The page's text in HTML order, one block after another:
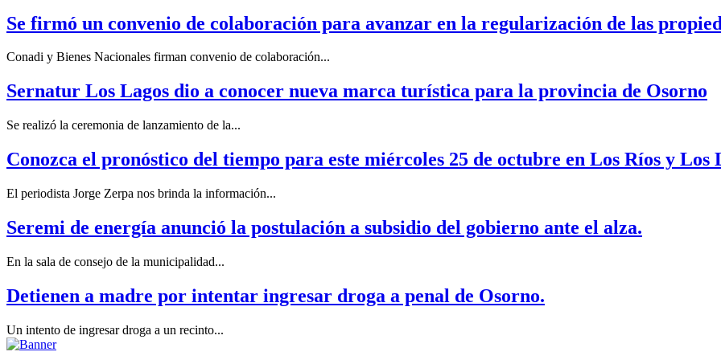
Se firmó un convenio de colaboración para avanzar en la regularización de las
Conadi y Bienes Nacionales firman convenio de colaboración...
Sernatur Los Lagos dio a conocer nueva marca turística para la provincia de Osorno
Se realizó la ceremonia de lanzamiento de la...
Conozca el pronóstico del tiempo para este miércoles 25 de octubre en Los Ríos y Los
El periodista Jorge Zerpa nos brinda la información...
Seremi de energía anunció la postulación a subsidio del gobierno ante el alza.
En la sala de consejo de la municipalidad...
Detienen a madre por intentar ingresar droga a penal de Osorno.
Un intento de ingresar droga a un recinto...